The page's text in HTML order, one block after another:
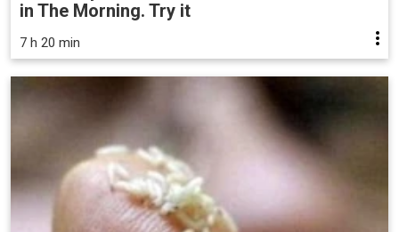
in The Morning. Try it
7 h 20 min